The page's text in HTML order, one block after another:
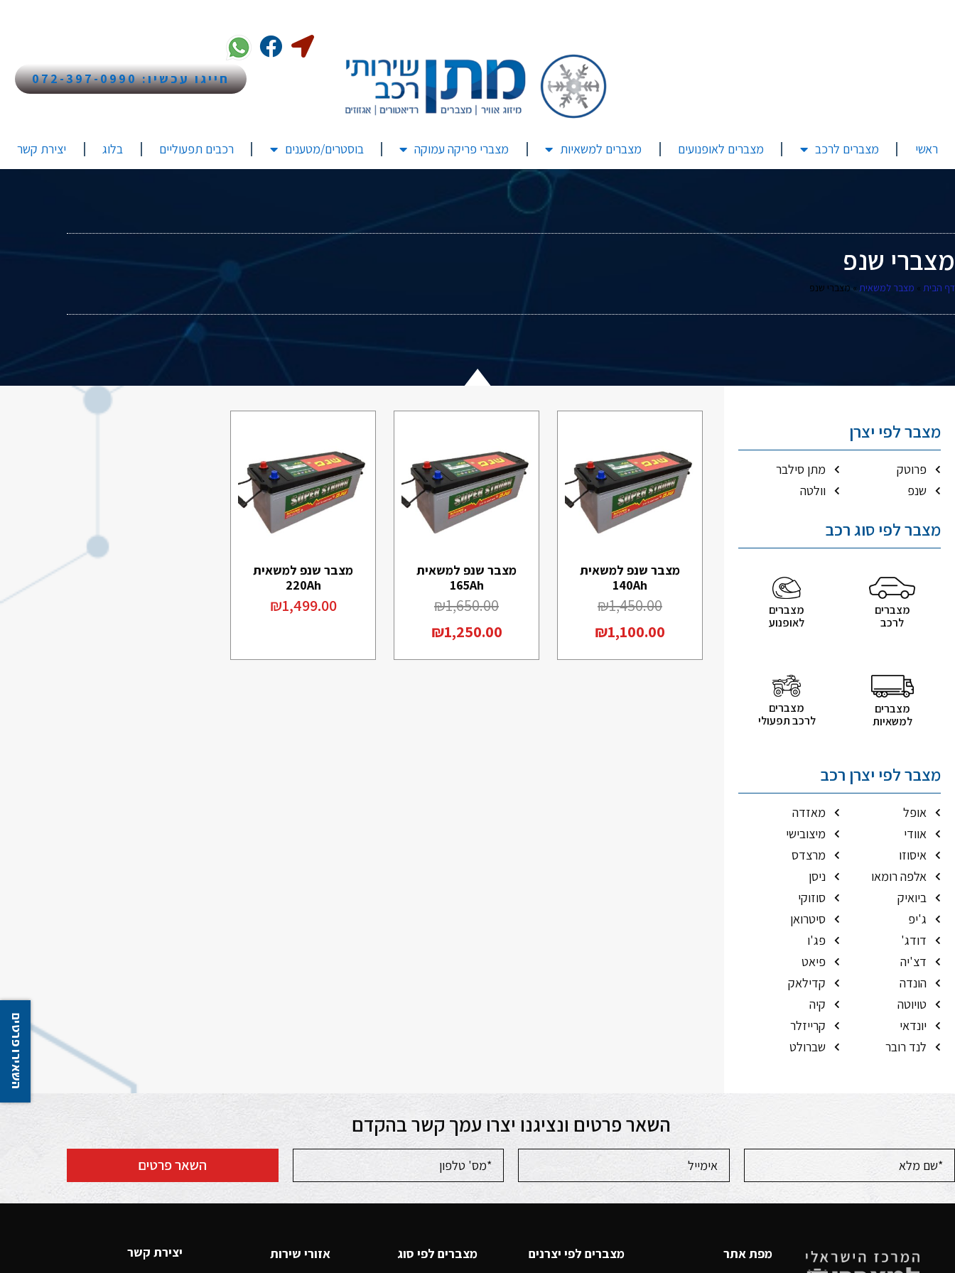
חייגו עכשיו: 072-397-0990
ראשי מצברים לרכב מצברים לאופנועים מצברים למשאיות מצברי פריקה עמוקה בוסטרים/מטענים רכבים תפעוליים בלוג יצירת קשר
מצברי שנפ
דף הבית » מצבר למשאית » מצברי שנפ
מצבר לפי יצרן
פרוטק
שנפ
מתן סילבר
וולטה
מצבר לפי סוג רכב
מצברים
לרכב
מצברים
לאופנוע
מצברים
למשאיות
מצברים
לרכב תפעולי
מצבר לפי יצרן רכב
אופל
אוודי
איסוזו
אלפה רומאו
ביואיק
ג'יפ
דודג'
דצ'יה
הונדה
טויוטה
יונדאי
לנד רובר
מאזדה
מיצובישי
מרצדס
ניסן
סוזוקי
סיטרואן
פג'ו
פיאט
קדילאק
קיה
קרייזלר
שברולט
מצבר שנפ למשאית
140Ah
₪1,450.00
₪1,100.00
מצבר שנפ למשאית
165Ah
₪1,650.00
₪1,250.00
מצבר שנפ למשאית
220Ah
₪1,499.00
השאר פרטים ונציגנו יצרו עמך קשר בהקדם
השאר פרטים
מפת אתר מצברים לפי יצרנים מצברים לפי סוג אזורי שירות יצירת קשר
השאירו פרטים